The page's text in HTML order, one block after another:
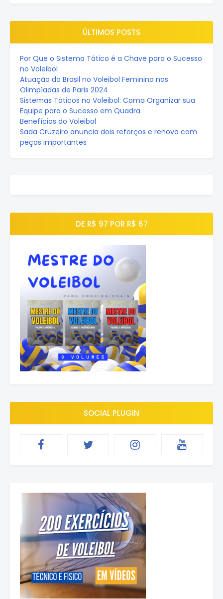
ÚLTIMOS POSTS
Por Que o Sistema Tático é a Chave para o Sucesso
no Voleibol
Atuação do Brasil no Voleibol Feminino nas
Olimpíadas de Paris 2024
Sistemas Táticos no Voleibol: Como Organizar sua
Equipe para o Sucesso em Quadra
Benefícios do Voleibol
Sada Cruzeiro anuncia dois reforços e renova com
peças importantes
DE R$ 97 POR R$ 67
SOCIAL PLUGIN